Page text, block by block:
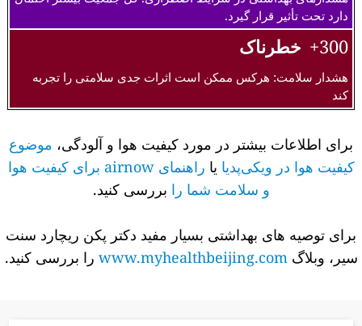
دارد تحت تأثیر قرار گیرد.
300+ خطرناک
هشدار سلامت: هرکس ممکن است اثرات جدی سلامتی را تجربه
کند
برای اطلاعات بیشتر در مورد کیفیت هوا و آلودگی، موضوع
کیفیت هوا در ویکی‌پدیا یا
راهنمای airnow برای کیفیت هوا
و سلامت شما را بررسی کنید.
برای توصیه های بهداشتی بسیار مفید دکتر پکن ریچارد سنت
سیر، وبلاگwww.myhealthbeijing.com را بررسی کنید.